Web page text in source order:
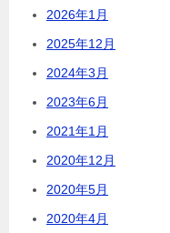
2026年1月
2025年12月
2024年3月
2023年6月
2021年1月
2020年12月
2020年5月
2020年4月